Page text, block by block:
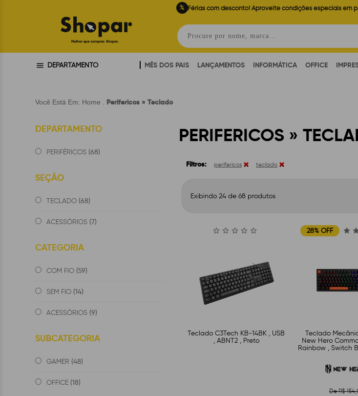
% Férias com desconto! Aproveite condições especiais em
DEPARTAMENTO MÊS DOS PAIS LANÇAMENTOS INFORMÁTICA OFFICE
Você Está Em: Home Perifericos » Teclado
DEPARTAMENTO
PERIFÉRICOS (68)
SEÇÃO
TECLADO (68)
ACESSÓRIOS (7)
CATEGORIA
COM FIO (59)
SEM FIO (14)
ACESSÓRIOS (9)
SUBCATEGORIA
GAMER (48)
OFFICE (18)
PERIFERICOS »
Filtros: perifericos teclado
Exibindo 24 de 68 produtos
Teclado C3Tech KB-14BK , USB
, ABNT2 , Preto
28% OFF
Teclado
New Hero
Rainbow , Switch
De R$